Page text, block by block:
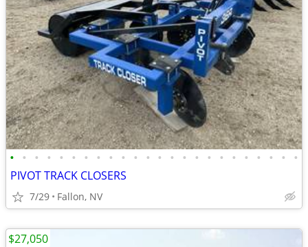
• • • • • • • • • • • • • • • • • • • • • • • •
PIVOT TRACK CLOSERS
7/29 Fallon, NV
$27,050